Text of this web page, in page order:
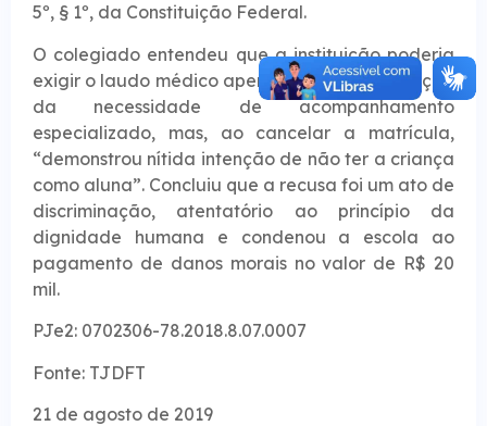
5º, § 1º, da Constituição Federal.
O colegiado entendeu que a instituição poderia
exigir o laudo médico apenas para comprovação
da necessidade de acompanhamento
especializado, mas, ao cancelar a matrícula,
“demonstrou nítida intenção de não ter a criança
como aluna”. Concluiu que a recusa foi um ato de
discriminação, atentatório ao princípio da
dignidade humana e condenou a escola ao
pagamento de danos morais no valor de R$ 20
mil.
PJe2: 0702306-78.2018.8.07.0007
Fonte: TJDFT
21 de agosto de 2019